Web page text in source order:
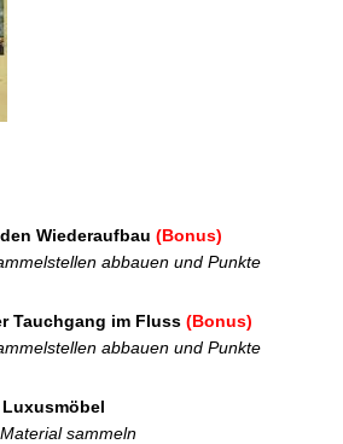
Wiederaufbau (Bonus)
abbauen und Punkte
Tauchgang im Fluss (Bonus)
abbauen und Punkte
sammeln